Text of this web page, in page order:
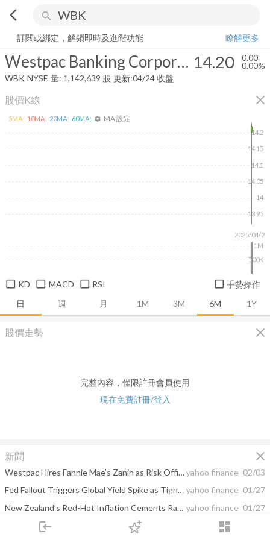
arrow_back_ios search
login dashboard
下單
Westpac Banking Corporation
訂閱或綁定，解鎖即時及進階功能
瞭解更多
Westpac Banking Corporation 14.20 0.00
0.00%
WBK NYSE 量: 1,142,639 股 更新:04/24 收盤
股價K線 close
日 週 月 1M 3M 6M 1Y
2025/04/24
13.95
14
14.05
14.1
14.15
14.2
500K
1M
5MA: 10MA: 20MA: 60MA: settings MA 設定
KD MACD RSI 手勢操作
股價走勢 close
完整內容，僅限註冊會員使用
現在免費註冊/登入
新聞 close
Westpac Hires Fannie Mae’s Zanin as Risk Officer, Cuts Jobsyahoo finance 02/03
Fed Fallout Triggers Global Yield Spike as Tighter Policy Looms yahoo finance 01/27
New Zealand’s Red-Hot Inflation Cements Rate-Hike Expectations yahoo finance 01/27
yahoo finance